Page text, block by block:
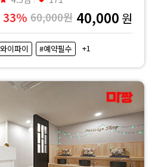
33% 60,000원 40,000 원
이파이 #예약필수 +1